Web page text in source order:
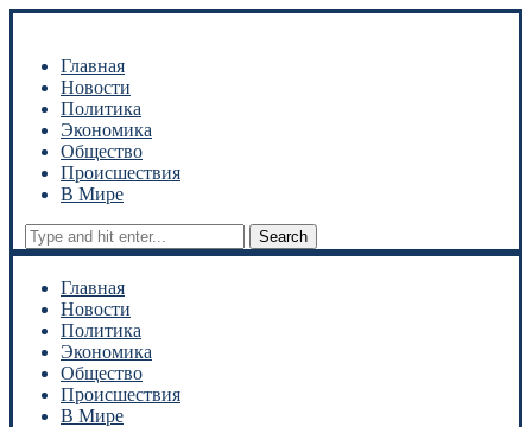
Главная
Новости
Политика
Экономика
Общество
Происшествия
В Мире
Search
Главная
Новости
Политика
Экономика
Общество
Происшествия
В Мире